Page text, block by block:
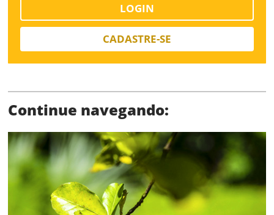
LOGIN
CADASTRE-SE
Continue navegando:
SALVAR